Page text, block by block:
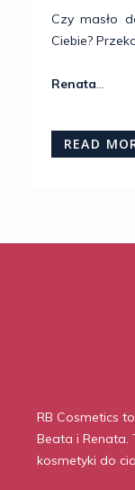
Czy masło
Ciebie?
Renata
READ
RB Cosmetics
Beata i Renata.
kosmetyki do